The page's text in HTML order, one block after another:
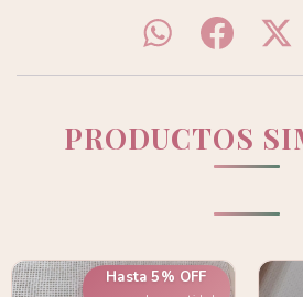
PRODUCTOS
Hasta 5% OFF